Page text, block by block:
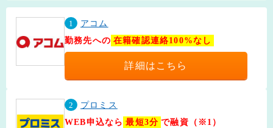
1
アコム
勤務先への 在籍確認連絡100%なし
詳細はこちら
2
プロミス
WEB申込なら 最短3分 で融資（※1）